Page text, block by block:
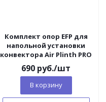
Комплект опор EFP для
напольной установки
конвектора Air Plinth PRO
690 руб./шт
В корзину